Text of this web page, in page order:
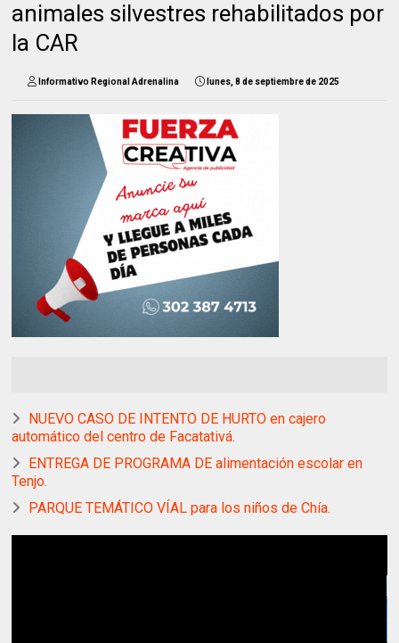
animales silvestres rehabilitados por
la CAR
Informativo Regional Adrenalina lunes, 8 de septiembre de 2025
NUEVO CASO DE INTENTO DE HURTO en cajero
automático del centro de Facatativá.
ENTREGA DE PROGRAMA DE alimentación escolar en
Tenjo.
PARQUE TEMÁTICO VÍAL para los niños de Chía.